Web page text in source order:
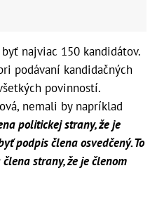
najviac 150 kandidátov.
podávaní kandidačných
povinností.
nemali by napríklad
politickej strany, že je
podpis člena osvedčený. To
strany, že je členom